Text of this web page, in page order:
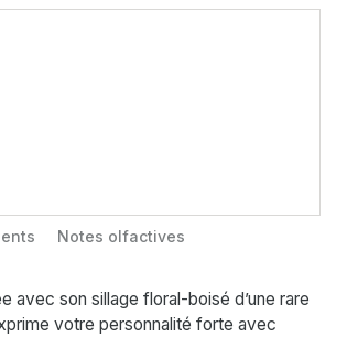
Notes olfactives
avec son sillage floral-boisé d’une rare
votre personnalité forte avec